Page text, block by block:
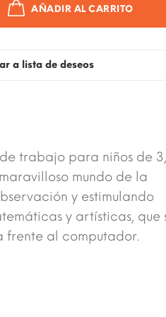
AÑADIR AL CARRITO
a lista de deseos
trabajo para niños de
mundo de la
y estimulando
y artísticas, que
al computador.